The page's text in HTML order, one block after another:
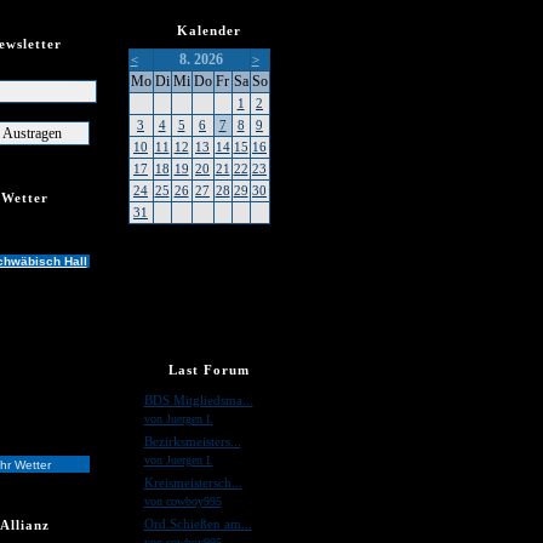
Wetter
Hall
Wetter
Allianz
Kalender
<
8. 2026 >
Mo Di Mi Do Fr Sa So
1
2
3
4 5 6 7 8
9
10
11 12 13 14 15 16
17 18 19 20 21 22 23
24 25 26 27 28 29 30
31
Last Forum
BDS Mitgliedsma...
von Juergen I.
Bezirksmeisters...
von Juergen I.
Kreismeistersch...
von cowboy995
Ord.Schießen am...